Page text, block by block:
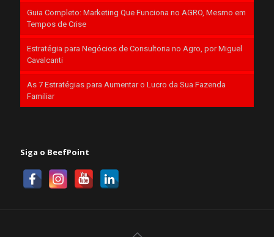
Guia Completo: Marketing Que Funciona no AGRO, Mesmo em
Tempos de Crise
Estratégia para Negócios de Consultoria no Agro, por Miguel
Cavalcanti
As 7 Estratégias para Aumentar o Lucro da Sua Fazenda
Familiar
Siga o BeefPoint